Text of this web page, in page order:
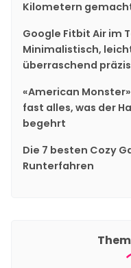
Kilometern
Google Fitbit Air im
Minimalistisch,
überraschend
«American
fast alles, was der
begehrt
Die 7 besten Cozy
Runterfahren